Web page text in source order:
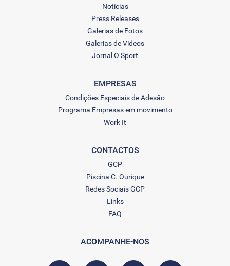
Notícias
Press Releases
Galerias de Fotos
Galerias de Vídeos
Jornal O Sport
EMPRESAS
Condições Especiais de Adesão
Programa Empresas em movimento
Work It
CONTACTOS
GCP
Piscina C. Ourique
Redes Sociais GCP
Links
FAQ
ACOMPANHE-NOS